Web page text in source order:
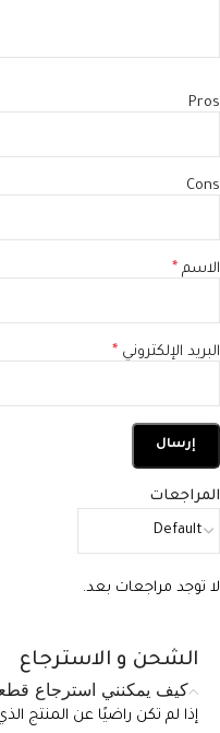
المراجعات
لا توجد مراجعات بعد.
Pros
Cons
الاسم *
البريد الإلكتروني *
الشحن و الاسترجاع
كيف يمكنني استرجاع
إذا لم تكن راضيًا عن المنتج